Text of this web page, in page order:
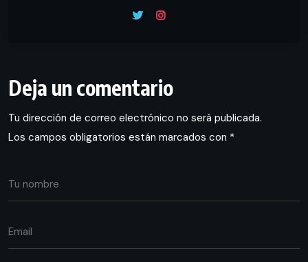
Deja un comentario
Tu dirección de correo electrónico no será publicada.
Los campos obligatorios están marcados con *